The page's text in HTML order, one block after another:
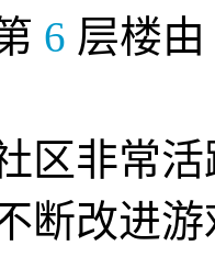
6 层楼由
区非常
断改进